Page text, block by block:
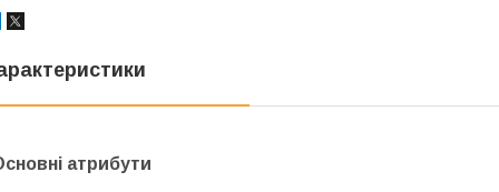
атрибути